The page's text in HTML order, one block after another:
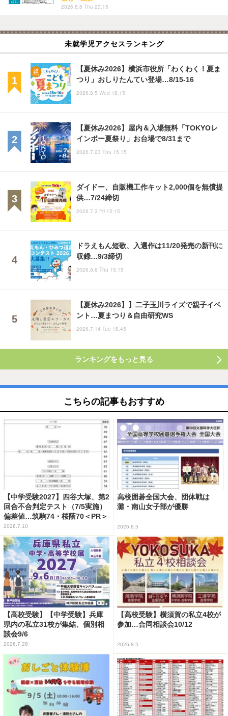
2026.8.6 Thu 23:15
未就学児アクセスランキング
【夏休み2026】横浜市役所「わくわく！夏ま
つり」おしりたんてい登場…8/15-16
2026.8.5 Wed 18:15
【夏休み2026】屋内＆入場無料「TOKYOレ
インボー夏祭り」お台場で8/31まで
2026.7.23 Thu 15:15
ダイドー、自販機工作キット2,000個を無償提
供…7/24締切
2026.7.3 Fri 15:15
ドラえもん短歌、入選作は11/20発売の新刊に
収録…9/3締切
2026.8.6 Thu 15:15
【夏休み2026】】二子玉川ライズで親子イベ
ント…夏まつり＆自由研究WS
2026.7.14 Tue 18:45
ランキングをもっと見る
こちらの記事もおすすめ
【中学受験2027】四谷大塚、第2
回合不合判定テスト（7/5実施）
偏差値…筑駒74・桜蔭70＜PR＞
2026.7.10
高校囲碁全国大会、団体戦は
灘・南山女子部が優勝
2026.8.5
【高校受験】【中学受験】兵庫
県内の私立31校が集結、個別相
談会9/6
2026.7.28
【高校受験】横須賀の私立4校が
参加…合同相談会10/12
2026.8.5